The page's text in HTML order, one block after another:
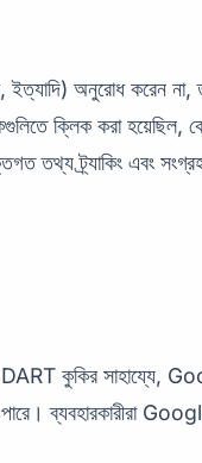
ইত্যাদি) অনুরোধ করেন না,
ক্লিক করা হয়েছিল,
তথ্য ট্র্যাকিং এবং
DART কুকির সাহায্যে,
ব্যবহারকারীরা